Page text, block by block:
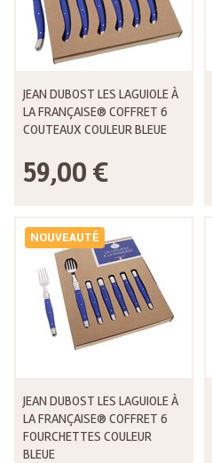
JEAN DUBOST LES LAGUIOLE À
LA FRANÇAISE® COFFRET 6
COUTEAUX COULEUR BLEUE
59,00 €
NOUVEAUTÉ
JEAN DUBOST LES LAGUIOLE À
LA FRANÇAISE® COFFRET 6
FOURCHETTES COULEUR
BLEUE